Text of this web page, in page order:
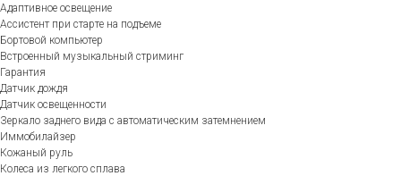
Адаптивное освещение
Ассистент при старте на подъеме
Бортовой компьютер
Встроенный музыкальный стриминг
Гарантия
Датчик дождя
Датчик освещенности
Зеркало заднего вида с автоматическим затемнением
Иммобилайзер
Кожаный руль
Колеса из легкого сплава